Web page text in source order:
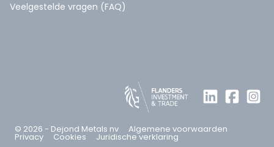
Veelgestelde vragen (FAQ)
© 2026 - Dejond Metals nv Algemene voorwaarden
Privacy Cookies Juridische verklaring